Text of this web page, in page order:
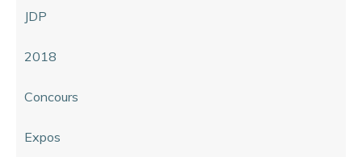
JDP
2018
Concours
Expos